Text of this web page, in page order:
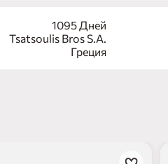
1095 Дней
Tsatsoulis Bros S.A.
Греция